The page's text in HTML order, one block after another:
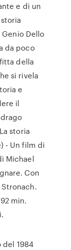
e di un
Dello
da poco
della
si rivela
e
il
storia
- Un film di
Michael
Con
Stronach.
min.
1984